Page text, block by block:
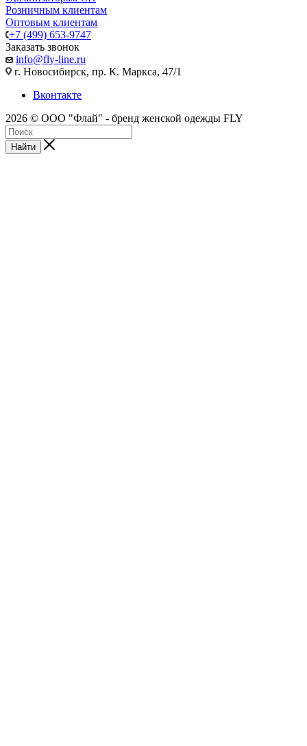
Розничным клиентам
Оптовым клиентам
+7 (499) 653-9747
Заказать звонок
info@fly-line.ru
г. Новосибирск, пр. К. Маркса, 47/1
Вконтакте
2026 © ООО "Флай" - бренд женской одежды FLY
Найти